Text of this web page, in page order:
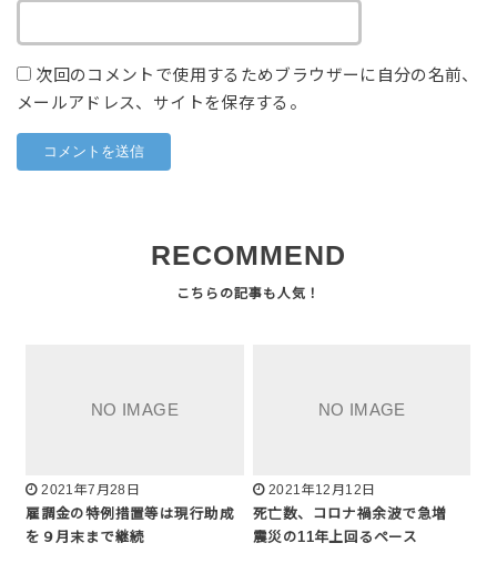
次回のコメントで使用するためブラウザーに自分の名前、
メールアドレス、サイトを保存する。
RECOMMEND
2021年7月28日
雇調金の特例措置等は現行助成
を９月末まで継続
2021年12月12日
死亡数、コロナ禍余波で急増
震災の11年上回るペース